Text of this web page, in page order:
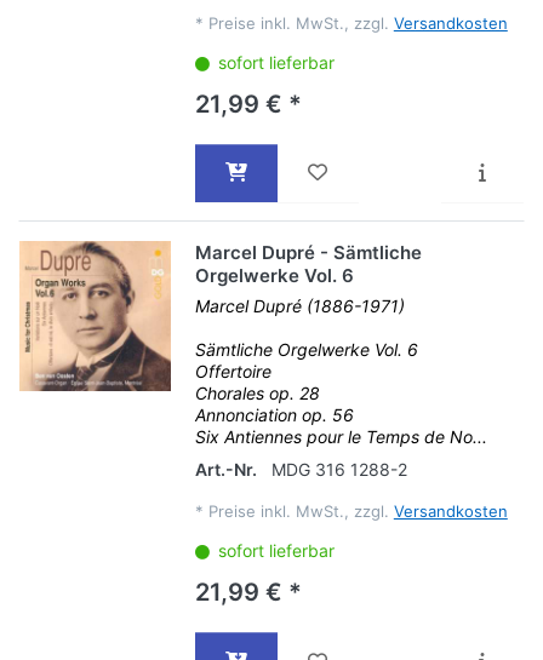
* Preise inkl. MwSt., zzgl. Versandkosten
sofort lieferbar
21,99 € *
Marcel Dupré - Sämtliche
Orgelwerke Vol. 6
Marcel Dupré (1886-1971)
Sämtliche Orgelwerke Vol. 6
Offertoire
Chorales op. 28
Annonciation op. 56
Six Antiennes pour le Temps de No...
Art.-Nr.
MDG 316 1288-2
* Preise inkl. MwSt., zzgl. Versandkosten
sofort lieferbar
21,99 € *